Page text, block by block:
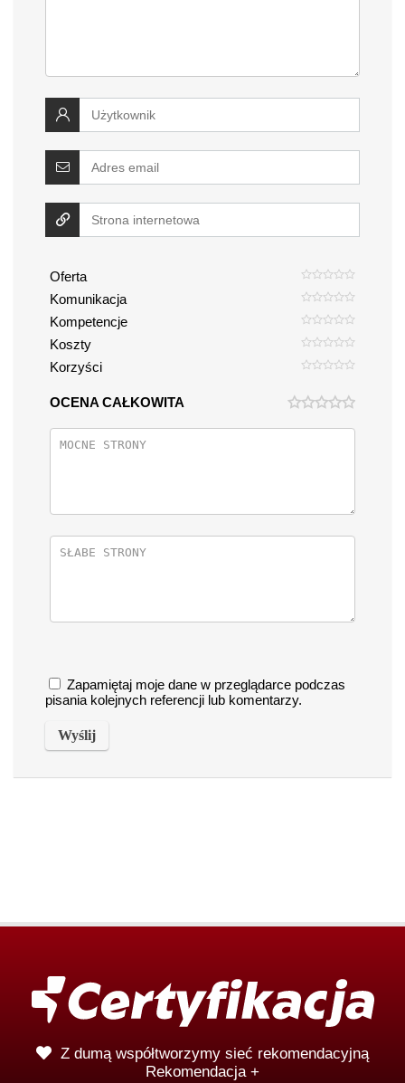
Oferta
Komunikacja
Kompetencje
Koszty
Korzyści
OCENA CAŁKOWITA
Zapamiętaj moje dane w przeglądarce podczas
pisania kolejnych referencji lub komentarzy.
Z dumą współtworzymy sieć rekomendacyjną
Rekomendacja +